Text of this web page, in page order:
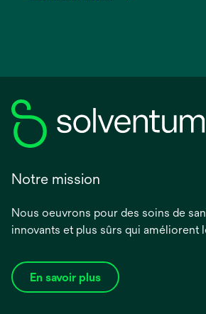
Notre mission
Nous oeuvrons pour des soins de
innovants et plus sûrs qui améliorent
En savoir plus